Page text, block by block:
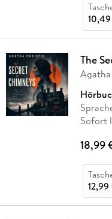
The
Sofort
18,99
12,99